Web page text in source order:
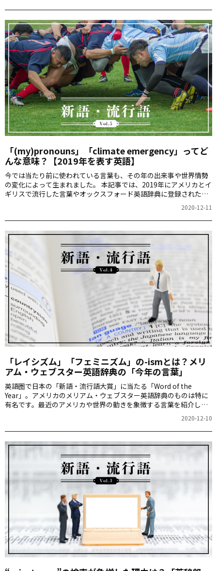
「(my)pronouns」「climate emergency」ってど
んな意味？【2019年を表す英語】
今では当たり前に使われている言葉も、その年の出来事や世界情勢
の変化によって生まれました。 本記事では、2019年にアメリカとイ
ギリスで流行した言葉やオックスフォード英語辞典に登録された言
2020-12-11
「レイシズム」「フェミニズム」の-ismとは？メリ
アム・ウェブスター英語辞典の「今年の言葉」
英語圏で日本の「新語・流行語大賞」に当たる「Word of the
Year」。アメリカのメリアム・ウェブスター英語辞典のものは特に
有名です。最近のアメリカや世界の動きを象徴する言葉を紹介しま
2020-12-10